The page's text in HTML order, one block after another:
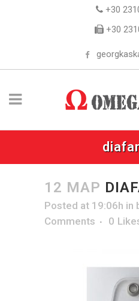
+30
+30
12 ΜΑΡ
Posted at 19:06h in
Comments
0